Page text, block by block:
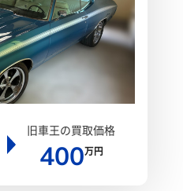
旧車王の買取価格
400万円